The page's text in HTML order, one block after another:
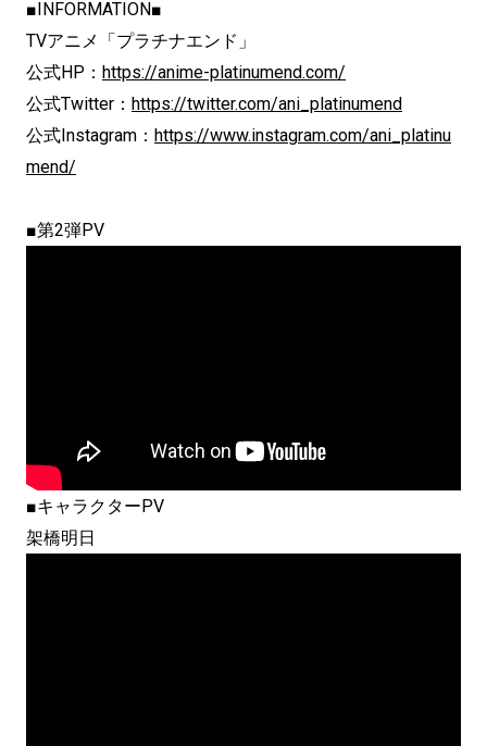
■INFORMATION■
TVアニメ「プラチナエンド」
公式HP： https://anime-platinumend.com/
公式Twitter： https://twitter.com/ani_platinumend
公式Instagram： https://www.instagram.com/ani_platinu
mend/
■第2弾PV
■キャラクターPV
架橋明日